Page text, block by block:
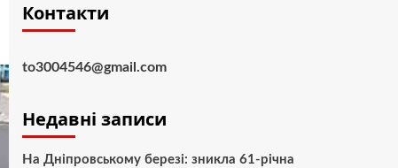
Контакти
to3004546@gmail.com
Недавні записи
На Дніпровському березі: зникла 61-річна